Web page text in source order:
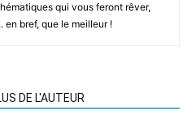
qui vous feront rêver,
en bref, que le meilleur !
DE L'AUTEUR